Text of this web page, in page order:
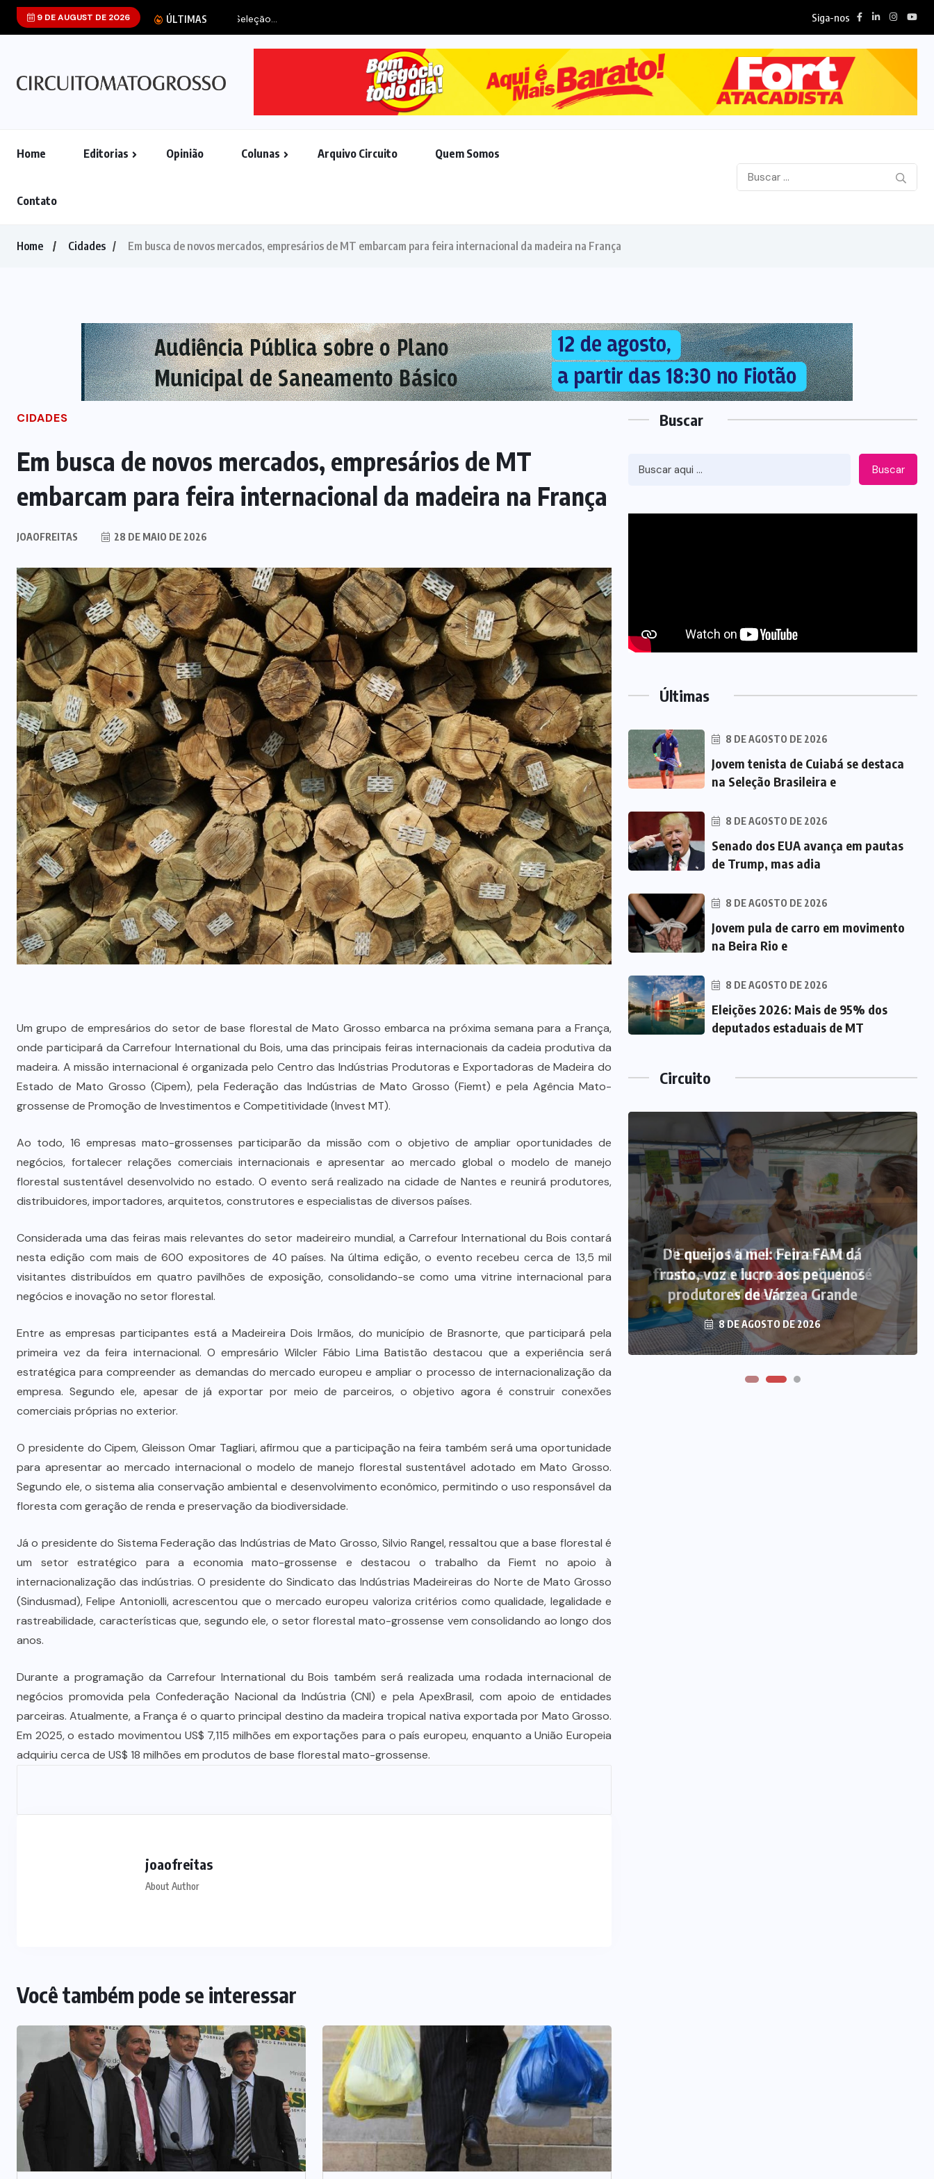
9 DE AUGUST DE 2026 ÚLTIMAS Senado dos EUA avança em pautas de Trump,... Siga-nos
Home Editorias Opinião Colunas Arquivo Circuito Quem Somos
Contato
Home Cidades Em busca de novos mercados, empresários de MT embarcam para feira internacional da madeira na França
CIDADES
Em busca de novos mercados, empresários de MT
embarcam para feira internacional da madeira na França
JOAOFREITAS 28 DE MAIO DE 2026
Um grupo de empresários do setor de base florestal de Mato Grosso embarca na próxima semana para a França,
onde participará da Carrefour International du Bois, uma das principais feiras internacionais da cadeia produtiva da
madeira. A missão internacional é organizada pelo Centro das Indústrias Produtoras e Exportadoras de Madeira do
Estado de Mato Grosso (Cipem), pela Federação das Indústrias de Mato Grosso (Fiemt) e pela Agência Mato-
grossense de Promoção de Investimentos e Competitividade (Invest MT).
Ao todo, 16 empresas mato-grossenses participarão da missão com o objetivo de ampliar oportunidades de
negócios, fortalecer relações comerciais internacionais e apresentar ao mercado global o modelo de manejo
florestal sustentável desenvolvido no estado. O evento será realizado na cidade de Nantes e reunirá produtores,
distribuidores, importadores, arquitetos, construtores e especialistas de diversos países.
Considerada uma das feiras mais relevantes do setor madeireiro mundial, a Carrefour International du Bois contará
nesta edição com mais de 600 expositores de 40 países. Na última edição, o evento recebeu cerca de 13,5 mil
visitantes distribuídos em quatro pavilhões de exposição, consolidando-se como uma vitrine internacional para
negócios e inovação no setor florestal.
Entre as empresas participantes está a Madeireira Dois Irmãos, do município de Brasnorte, que participará pela
primeira vez da feira internacional. O empresário Wilcler Fábio Lima Batistão destacou que a experiência será
estratégica para compreender as demandas do mercado europeu e ampliar o processo de internacionalização da
empresa. Segundo ele, apesar de já exportar por meio de parceiros, o objetivo agora é construir conexões
comerciais próprias no exterior.
O presidente do Cipem, Gleisson Omar Tagliari, afirmou que a participação na feira também será uma oportunidade
para apresentar ao mercado internacional o modelo de manejo florestal sustentável adotado em Mato Grosso.
Segundo ele, o sistema alia conservação ambiental e desenvolvimento econômico, permitindo o uso responsável da
floresta com geração de renda e preservação da biodiversidade.
Já o presidente do Sistema Federação das Indústrias de Mato Grosso, Silvio Rangel, ressaltou que a base florestal é
um setor estratégico para a economia mato-grossense e destacou o trabalho da Fiemt no apoio à
internacionalização das indústrias. O presidente do Sindicato das Indústrias Madeireiras do Norte de Mato Grosso
(Sindusmad), Felipe Antoniolli, acrescentou que o mercado europeu valoriza critérios como qualidade, legalidade e
rastreabilidade, características que, segundo ele, o setor florestal mato-grossense vem consolidando ao longo dos
anos.
Durante a programação da Carrefour International du Bois também será realizada uma rodada internacional de
negócios promovida pela Confederação Nacional da Indústria (CNI) e pela ApexBrasil, com apoio de entidades
parceiras. Atualmente, a França é o quarto principal destino da madeira tropical nativa exportada por Mato Grosso.
Em 2025, o estado movimentou US$ 7,115 milhões em exportações para o país europeu, enquanto a União Europeia
adquiriu cerca de US$ 18 milhões em produtos de base florestal mato-grossense.
joaofreitas
About Author
Você também pode se interessar
Buscar
Buscar
Últimas
8 DE AGOSTO DE 2026
Jovem tenista de Cuiabá se destaca
na Seleção Brasileira e
8 DE AGOSTO DE 2026
Senado dos EUA avança em pautas
de Trump, mas adia
8 DE AGOSTO DE 2026
Jovem pula de carro em movimento
na Beira Rio e
8 DE AGOSTO DE 2026
Eleições 2026: Mais de 95% dos
deputados estaduais de MT
Circuito
Dia dos Pais impulsiona varejo e
reforça conexão entre pais e filhos
na moda inspirada no agro
De queijos a mel: Feira FAM dá
rosto, voz e lucro aos pequenos
“Entre o MDB e os prefeitos,
ficamos com os prefeitos”, diz Zé
Medeiros
8 DE AGOSTO DE 2026